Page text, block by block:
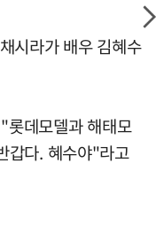
시라가 배우 김혜수
롯데모델과 해태모
갑다. 혜수야"라고